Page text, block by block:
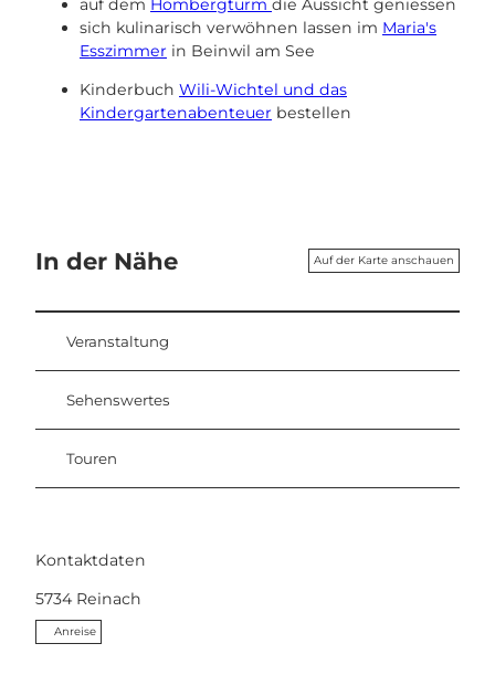
auf dem Hombergturm die Aussicht geniessen
sich kulinarisch verwöhnen lassen im Maria's
Esszimmer in Beinwil am See
Kinderbuch Wili-Wichtel und das
Kindergartenabenteuer bestellen
In der Nähe Auf der Karte anschauen
Veranstaltung
Sehenswertes
Touren
Kontaktdaten
5734 Reinach
Anreise